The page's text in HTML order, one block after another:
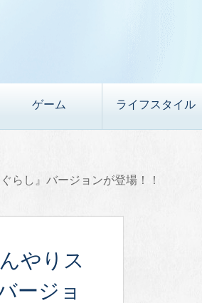
ゲーム ライフスタイル
らし』バージョンが登場！！
やりス
ージョ